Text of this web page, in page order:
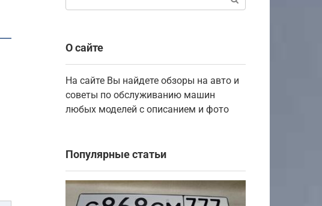
О сайте
На сайте Вы найдете обзоры на авто и
советы по обслуживанию машин
любых моделей с описанием и фото
Популярные статьи